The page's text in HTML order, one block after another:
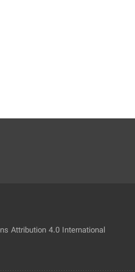
Attribution 4.0 International